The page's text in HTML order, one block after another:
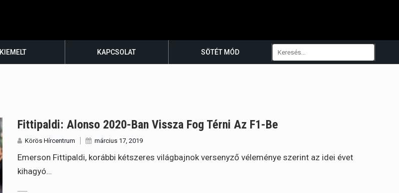
KIEMELT KAPCSOLAT SÖTÉT MÓD
Fittipaldi: Alonso 2020-Ban Vissza Fog Térni Az F1-Be
Körös Hírcentrum március 17, 2019
Emerson Fittipaldi, korábbi kétszeres világbajnok versenyző véleménye szerint az idei évet
kihagyó…